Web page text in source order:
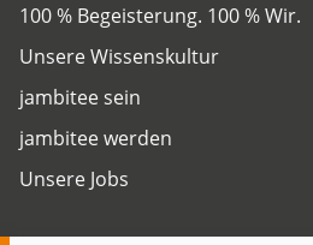
100 % Begeisterung. 100 % Wir.
Unsere Wissenskultur
jambitee sein
jambitee werden
Unsere Jobs